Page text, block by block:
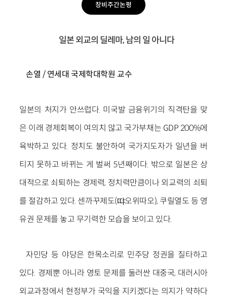
창비주간논평
일본 외교의 딜레마, 남의 일 아니다
손열 / 연세대 국제학대학원 교수
일본의 처지가 안쓰럽다. 미국발 금융위기의 직격탄을 맞
은 이래 경제회복이 여의치 않고 국가부채는 GDP 200%에
육박하고 있다. 정치도 불안하여 국가지도자가 일년을 버
티지 못하고 바뀌는 게 벌써 5년째이다. 밖으로 일본은 상
대적으로 쇠퇴하는 경제력, 정치력만큼이나 외교력의 쇠퇴
를 절감하고 있다. 센까꾸제도(땨오위따오), 쿠릴열도 등 영
유권 문제를 놓고 무기력한 모습을 보이고 있다.
자민당 등 야당은 한목소리로 민주당 정권을 질타하고
있다. 경제뿐 아니라 영토 문제를 둘러싼 대중국, 대러시아
외교과정에서 현정부가 국익을 지키겠다는 의지가 약하다